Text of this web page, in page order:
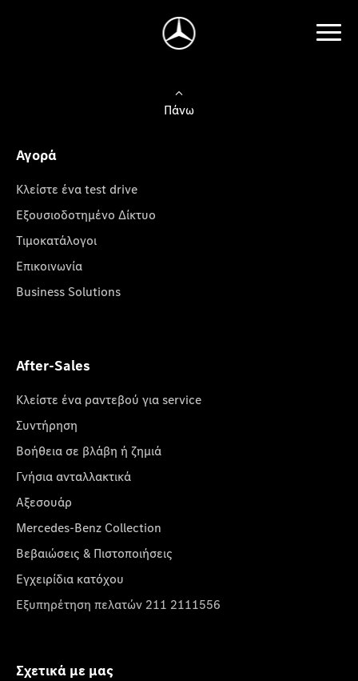
Πάνω
Αγορά
Κλείστε ένα test drive
Εξουσιοδοτημένο Δίκτυο
Τιμοκατάλογοι
Επικοινωνία
Business Solutions
After-Sales
Κλείστε ένα ραντεβού για service
Συντήρηση
Βοήθεια σε βλάβη ή ζημιά
Γνήσια ανταλλακτικά
Αξεσουάρ
Mercedes-Benz Collection
Βεβαιώσεις & Πιστοποιήσεις
Εγχειρίδια κατόχου
Εξυπηρέτηση πελατών 211 2111556
Σχετικά με μας